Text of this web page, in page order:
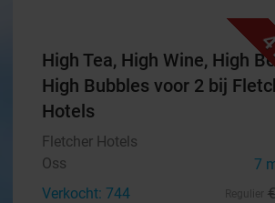
High Tea, High Wine, High
High Bubbles voor 2 bij
Hotels
Fletcher Hotels
Oss
7
Verkocht: 744